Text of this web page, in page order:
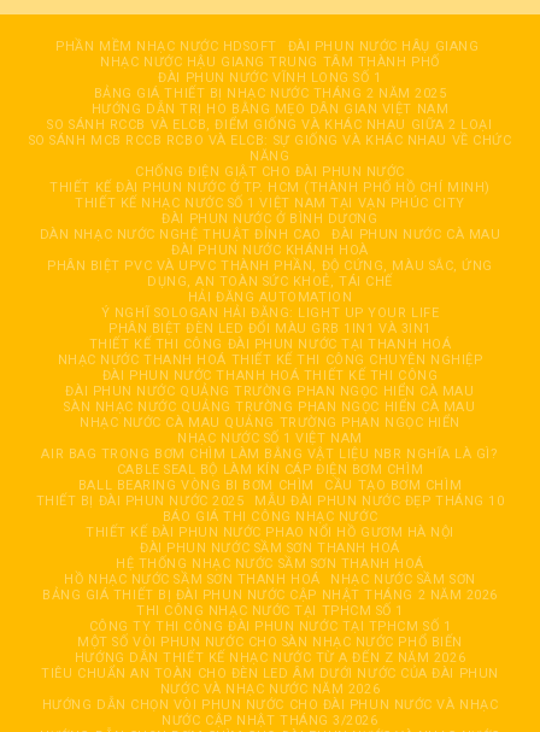
PHẦN MỀM NHẠC NƯỚC HDSOFT
ĐÀI PHUN NƯỚC HÂỤ GIANG
NHẠC NƯỚC HẬU GIANG TRUNG TÂM THÀNH PHỐ
ĐÀI PHUN NƯỚC VĨNH LONG SỐ 1
BẢNG GIÁ THIẾT BỊ NHẠC NƯỚC THÁNG 2 NĂM 2025
HƯỚNG DẪN TRỊ HO BẰNG MẸO DÂN GIAN VIỆT NAM
SO SÁNH RCCB VÀ ELCB, ĐIỂM GIỐNG VÀ KHÁC NHAU GIỮA 2 LOẠI
SO SÁNH MCB RCCB RCBO VÀ ELCB: SỰ GIỐNG VÀ KHÁC NHAU VỀ CHỨC
NĂNG
CHỐNG ĐIỆN GIẬT CHO ĐÀI PHUN NƯỚC
THIẾT KẾ ĐÀI PHUN NƯỚC Ở TP. HCM (THÀNH PHỐ HỒ CHÍ MINH)
THIẾT KẾ NHẠC NƯỚC SỐ 1 VIỆT NAM TẠI VẠN PHÚC CITY
ĐÀI PHUN NƯỚC Ở BÌNH DƯƠNG
DÀN NHẠC NƯỚC NGHỆ THUẬT ĐỈNH CAO
ĐÀI PHUN NƯỚC CÀ MAU
ĐÀI PHUN NƯỚC KHÁNH HOÀ
PHÂN BIỆT PVC VÀ UPVC THÀNH PHẦN, ĐỘ CỨNG, MÀU SẮC, ỨNG
DỤNG, AN TOÀN SỨC KHOẺ, TÁI CHẾ
HẢI ĐĂNG AUTOMATION
Ý NGHĨ SOLOGAN HẢI ĐĂNG: LIGHT UP YOUR LIFE
PHÂN BIỆT ĐÈN LED ĐỔI MÀU GRB 1IN1 VÀ 3IN1
THIẾT KẾ THI CÔNG ĐÀI PHUN NƯỚC TẠI THANH HOÁ
NHẠC NƯỚC THANH HOÁ THIẾT KẾ THI CÔNG CHUYÊN NGHIỆP
ĐÀI PHUN NƯỚC THANH HOÁ THIẾT KẾ THI CÔNG
ĐÀI PHUN NƯỚC QUẢNG TRƯỜNG PHAN NGỌC HIỂN CÀ MAU
SÀN NHẠC NƯỚC QUẢNG TRƯỜNG PHAN NGỌC HIỂN CÀ MAU
NHẠC NƯỚC CÀ MAU QUẢNG TRƯỜNG PHAN NGỌC HIỂN
NHẠC NƯỚC SỐ 1 VIỆT NAM
AIR BAG TRONG BƠM CHÌM LÀM BẰNG VẬT LIỆU NBR NGHĨA LÀ GÌ?
CABLE SEAL BỘ LÀM KÍN CÁP ĐIỆN BƠM CHÌM
BALL BEARING VÒNG BI BƠM CHÌM
CẦU TẠO BƠM CHÌM
THIẾT BỊ ĐÀI PHUN NƯỚC 2025
MẪU ĐÀI PHUN NƯỚC ĐẸP THÁNG 10
BÁO GIÁ THI CÔNG NHẠC NƯỚC
THIẾT KẾ ĐÀI PHUN NƯỚC PHAO NỔI HỒ GƯƠM HÀ NỘI
ĐÀI PHUN NƯỚC SẦM SƠN THANH HOÁ
HỆ THỐNG NHẠC NƯỚC SẦM SƠN THANH HOÁ
HỒ NHẠC NƯỚC SẦM SƠN THANH HOÁ
NHẠC NƯỚC SẦM SƠN
BẢNG GIÁ THIẾT BỊ ĐÀI PHUN NƯỚC CẬP NHẬT THÁNG 2 NĂM 2026
THI CÔNG NHẠC NƯỚC TẠI TPHCM SỐ 1
CÔNG TY THI CÔNG ĐÀI PHUN NƯỚC TẠI TPHCM SỐ 1
MỘT SỐ VÒI PHUN NƯỚC CHO SÀN NHẠC NƯỚC PHỔ BIẾN
HƯỚNG DẪN THIẾT KẾ NHẠC NƯỚC TỪ A ĐẾN Z NĂM 2026
TIÊU CHUẨN AN TOÀN CHO ĐÈN LED ÂM DƯỚI NƯỚC CỦA ĐÀI PHUN
NƯỚC VÀ NHẠC NƯỚC NĂM 2026
HƯỚNG DẪN CHỌN VÒI PHUN NƯỚC CHO ĐÀI PHUN NƯỚC VÀ NHẠC
NƯỚC CẬP NHẬT THÁNG 3/2026